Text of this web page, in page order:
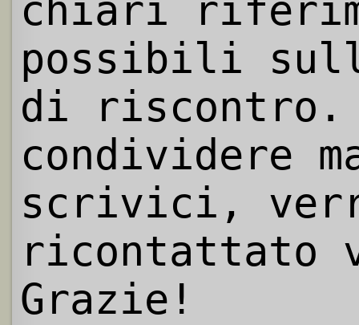
chiari
possibili
di riscontro.
condividere
scrivici,
ricontattato
Grazie!